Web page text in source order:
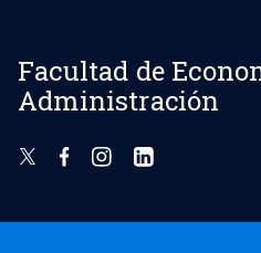
Facultad de
Administración